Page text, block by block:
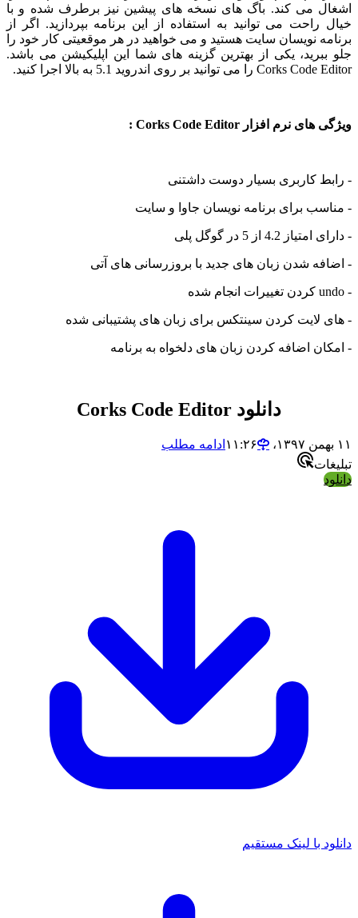
اشغال می کند. باگ های نسخه های پیشین نیز برطرف شده و با
خیال راحت می توانید به استفاده از این برنامه بپردازید. اگر از
برنامه نویسان سایت هستید و می خواهید در هر موقعیتی کار خود را
جلو ببرید، یکی از بهترین گزینه های شما این اپلیکیشن می باشد.
Corks Code Editor را می توانید بر روی اندروید 5.1 به بالا اجرا کنید.
ویژگی های نرم افزار Corks Code Editor :
- رابط کاربری بسیار دوست داشتنی
- مناسب برای برنامه نویسان جاوا و سایت
- دارای امتیاز 4.2 از 5 در گوگل پلی
- اضافه شدن زبان های جدید با بروزرسانی های آتی
- undo کردن تغییرات انجام شده
- های لایت کردن سینتکس برای زبان های پشتیبانی شده
- امکان اضافه کردن زبان های دلخواه به برنامه
دانلود Corks Code Editor
۱۱ بهمن ۱۳۹۷،‏ ۱۱:۲۶
ادامه مطلب
تبلیغات
دانلود
دانلود با لینک مستقیم